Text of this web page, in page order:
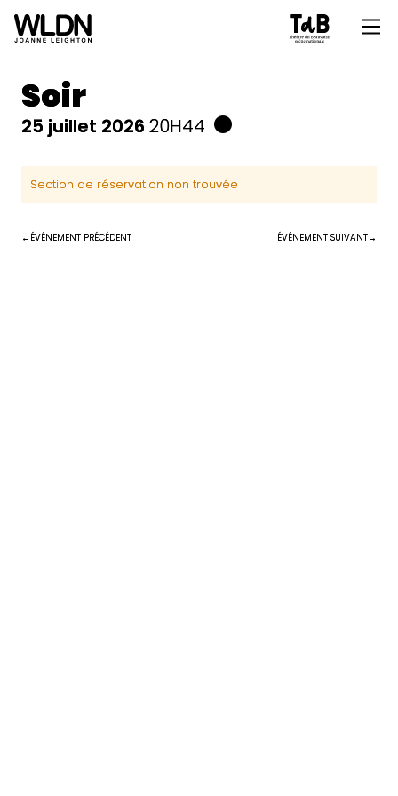
Soir
25 juillet 2026 20H44
Section de réservation non trouvée
ÉVÉNEMENT PRÉCÉDENT ÉVÉNEMENT SUIVANT